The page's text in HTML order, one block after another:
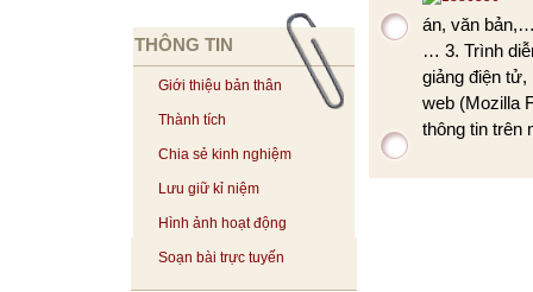
THÔNG TIN
Giới thiệu bản thân
Thành tích
Chia sẻ kinh nghiệm
Lưu giữ kỉ niệm
Hình ảnh hoạt động
Soạn bài trực tuyến
án, văn
… 3. Trình
giảng điện tử,
web (Mozilla
thông tin trên